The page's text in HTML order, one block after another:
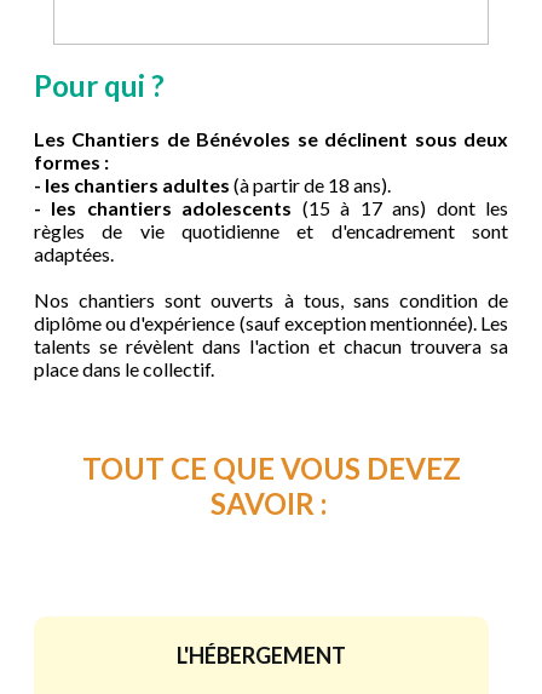
Pour qui ?
Les Chantiers de Bénévoles se déclinent sous deux
formes :
- les chantiers adultes (à partir de 18 ans).
- les chantiers adolescents (15 à 17 ans) dont les
règles de vie quotidienne et d'encadrement sont
adaptées.
Nos chantiers sont ouverts à tous, sans condition de
diplôme ou d'expérience (sauf exception mentionnée). Les
talents se révèlent dans l'action et chacun trouvera sa
place dans le collectif.
TOUT CE QUE VOUS DEVEZ
SAVOIR :
L'HÉBERGEMENT